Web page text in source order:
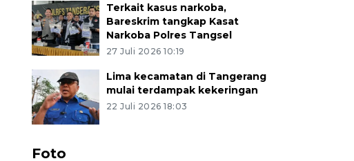
Terkait kasus narkoba,
Bareskrim tangkap Kasat
Narkoba Polres Tangsel
27 Juli 2026 10:19
Lima kecamatan di Tangerang
mulai terdampak kekeringan
22 Juli 2026 18:03
Foto